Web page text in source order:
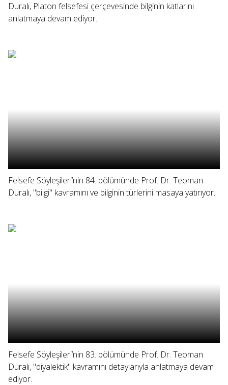
Duralı, Platon felsefesi çerçevesinde bilginin katlarını
anlatmaya devam ediyor.
Felsefe Söyleşileri’nin 84. bölümünde Prof. Dr. Teoman
Duralı, "bilgi" kavramını ve bilginin türlerini masaya yatırıyor.
Felsefe Söyleşileri’nin 83. bölümünde Prof. Dr. Teoman
Duralı, "diyalektik" kavramını detaylarıyla anlatmaya devam
ediyor.